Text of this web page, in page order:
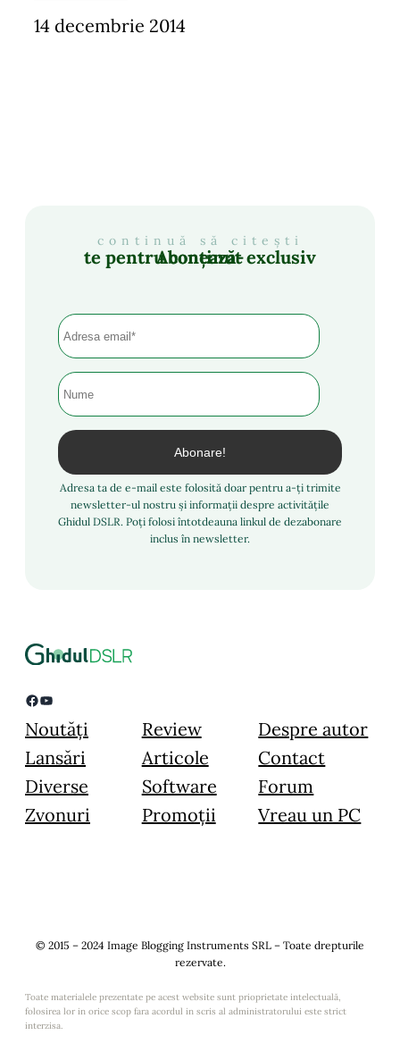
14 decembrie 2014
continuă să citești
Abonează-te pentru conținut exclusiv
Adresa ta de e-mail este folosită doar pentru a-ți trimite
newsletter-ul nostru și informații despre activitățile
Ghidul DSLR. Poți folosi întotdeauna linkul de dezabonare
inclus în newsletter.
Facebook YouTube
Noutăți
Lansări
Diverse
Zvonuri
Review
Articole
Software
Promoții
Despre autor
Contact
Forum
Vreau un PC
© 2015 – 2024 Image Blogging Instruments SRL – Toate drepturile
rezervate.
Toate materialele prezentate pe acest website sunt prioprietate intelectuală,
folosirea lor in orice scop fara acordul in scris al administratorului este strict
interzisa.